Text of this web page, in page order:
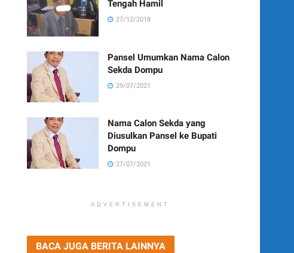
Tengah Hamil
27/12/2018
Pansel Umumkan Nama Calon
Sekda Dompu
29/07/2021
Nama Calon Sekda yang
Diusulkan Pansel ke Bupati
Dompu
27/07/2021
ADVERTISEMENT
BACA JUGA BERITA LAINNYA